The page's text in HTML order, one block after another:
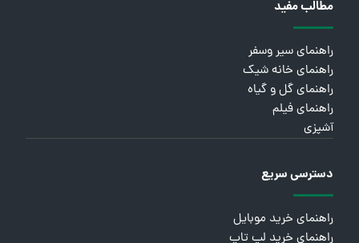
مطالب مفید
راهنمای سیر وسفر
راهنمای خانه شیک
راهنمای گل و گیاه
راهنمای فیلم
آشپزی
دسترسی سریع
راهنمای خرید موبایل
راهنمای خرید لپ تاپ